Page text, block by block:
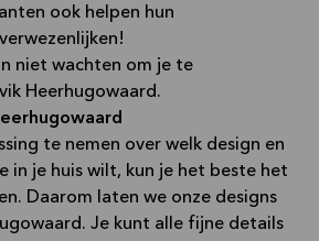
ook helpen hun
niet wachten om je te
Heerhugowaard.
te nemen over welk design en
in je huis wilt, kun je het beste het
Daarom laten we onze designs
Je kunt alle fijne details